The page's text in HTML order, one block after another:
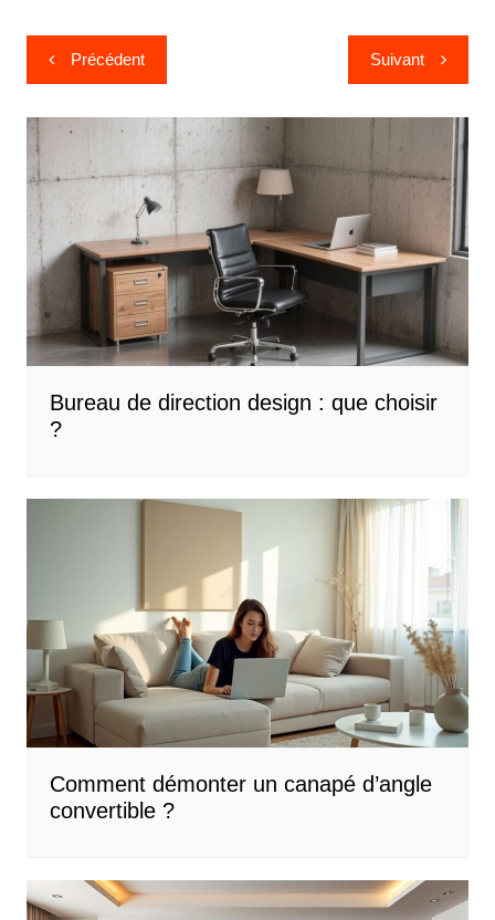
Navigation
de
l’article
Précédent Suivant
Bureau de direction design : que choisir
?
Comment démonter un canapé d’angle
convertible ?